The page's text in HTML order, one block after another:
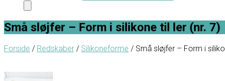
Små sløjfer – Form i silikone til ler (nr. 7)
Forside / Redskaber / Silikoneforme / Små sløjfer – Form i